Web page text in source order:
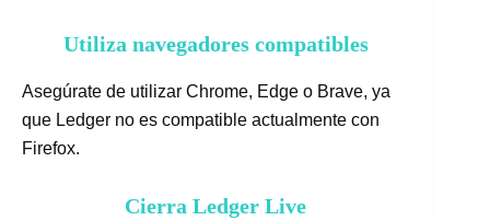
Utiliza navegadores compatibles
Asegúrate de utilizar Chrome, Edge o Brave, ya
que Ledger no es compatible actualmente con
Firefox.
Cierra Ledger Live